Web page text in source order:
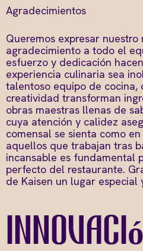
Agradecimientos
Queremos expresar nuestro
agradecimiento a todo el
esfuerzo y dedicación
experiencia culinaria sea
talentoso equipo de cocina,
creatividad transforman
obras maestras llenas de
cuya atención y calidez
comensal se sienta como
aquellos que trabajan tras
incansable es fundamental
perfecto del restaurante.
de Kaisen un lugar especial